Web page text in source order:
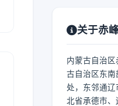
关于赤
内蒙古自治
古自治区东南
处，东邻通
北省承德市、